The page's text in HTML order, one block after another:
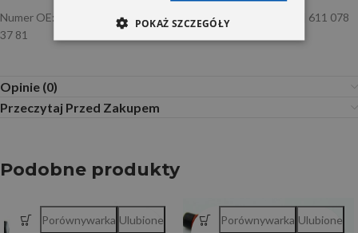
Numer OE: A 611 078 37 81 | A6110783781 | 611 078 37 81 | 611 078
37 81
Opinie (0)
Przeczytaj Przed Zakupem
Podobne produkty
Porównywarka Ulubione Porównywarka Ulubione
POKAŻ SZCZEGÓŁY